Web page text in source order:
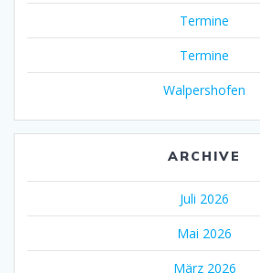
Termine
Termine
Walpershofen
ARCHIVE
Juli 2026
Mai 2026
März 2026